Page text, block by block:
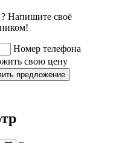
Напишите своё
Номер телефона
свою цену
предложение